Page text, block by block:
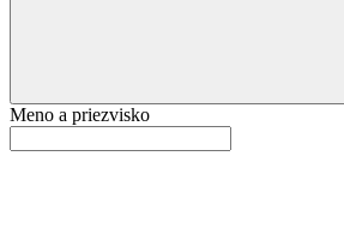
Meno a priezvisko